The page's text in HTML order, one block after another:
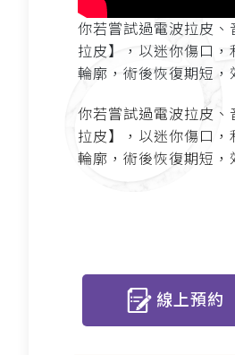
你若嘗試過電波拉皮
拉皮】，以迷你傷口
輪廓，術後恢復期短
你若嘗試過電波拉皮
拉皮】，以迷你傷口
輪廓，術後恢復期短
線上預約